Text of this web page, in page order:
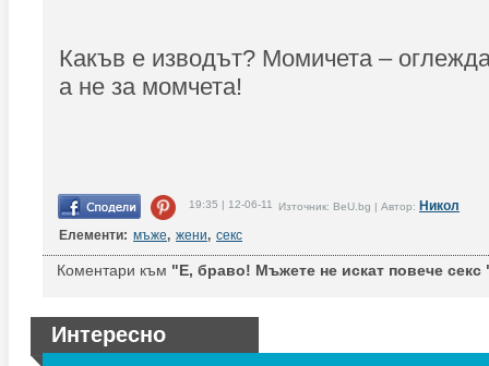
Какъв е изводът? Момичета –
а не за момчета!
19:35 | 12-06-11 Източник: BeU.bg | Автор: Никол
Елементи: мъже, жени, секс
Коментари към "Е, браво! Мъжете не искат повече секс
Интересно